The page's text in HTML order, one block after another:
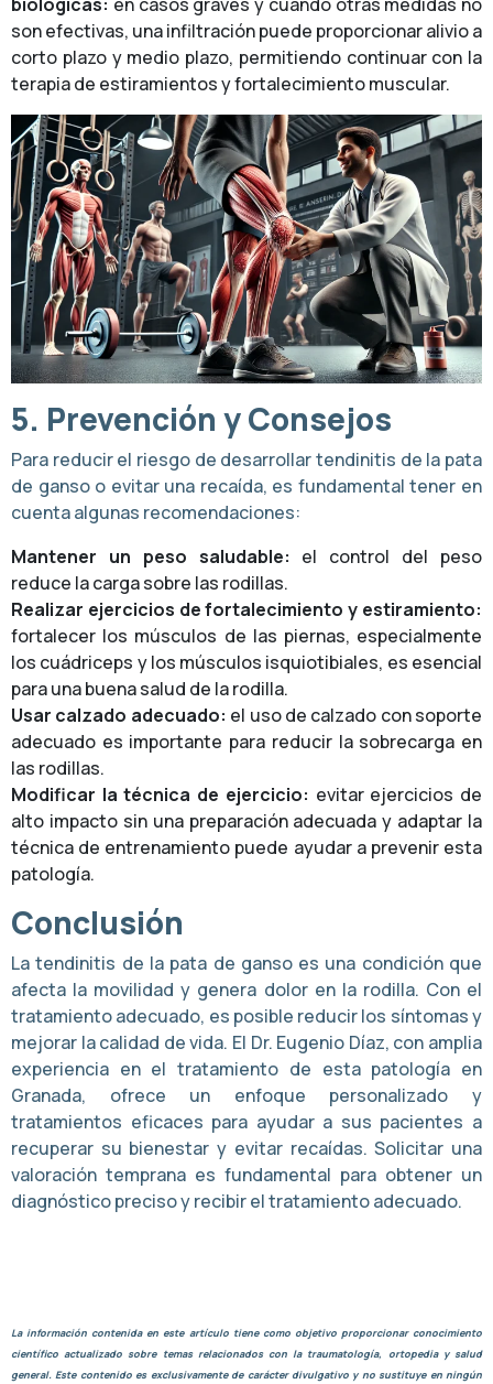
son efectivas, una infiltración puede proporcionar alivio a
corto plazo y medio plazo, permitiendo continuar con la
terapia de estiramientos y fortalecimiento muscular.
5. Prevención y Consejos
Para reducir el riesgo de desarrollar tendinitis de la pata
de ganso o evitar una recaída, es fundamental tener en
cuenta algunas recomendaciones:
Mantener un peso saludable: el control del peso
reduce la carga sobre las rodillas.
Realizar ejercicios de fortalecimiento y estiramiento:
fortalecer los músculos de las piernas, especialmente
los cuádriceps y los músculos isquiotibiales, es esencial
para una buena salud de la rodilla.
Usar calzado adecuado: el uso de calzado con soporte
adecuado es importante para reducir la sobrecarga en
las rodillas.
Modificar la técnica de ejercicio: evitar ejercicios de
alto impacto sin una preparación adecuada y adaptar la
técnica de entrenamiento puede ayudar a prevenir esta
patología.
Conclusión
La tendinitis de la pata de ganso es una condición que
afecta la movilidad y genera dolor en la rodilla. Con el
tratamiento adecuado, es posible reducir los síntomas y
mejorar la calidad de vida. El Dr. Eugenio Díaz, con amplia
experiencia en el tratamiento de esta patología en
Granada, ofrece un enfoque personalizado y
tratamientos eficaces para ayudar a sus pacientes a
recuperar su bienestar y evitar recaídas. Solicitar una
valoración temprana es fundamental para obtener un
diagnóstico preciso y recibir el tratamiento adecuado.
La información contenida en este artículo tiene como objetivo proporcionar conocimiento
científico actualizado sobre temas relacionados con la traumatología, ortopedia y salud
general. Este contenido es exclusivamente de carácter divulgativo y no sustituye en ningún